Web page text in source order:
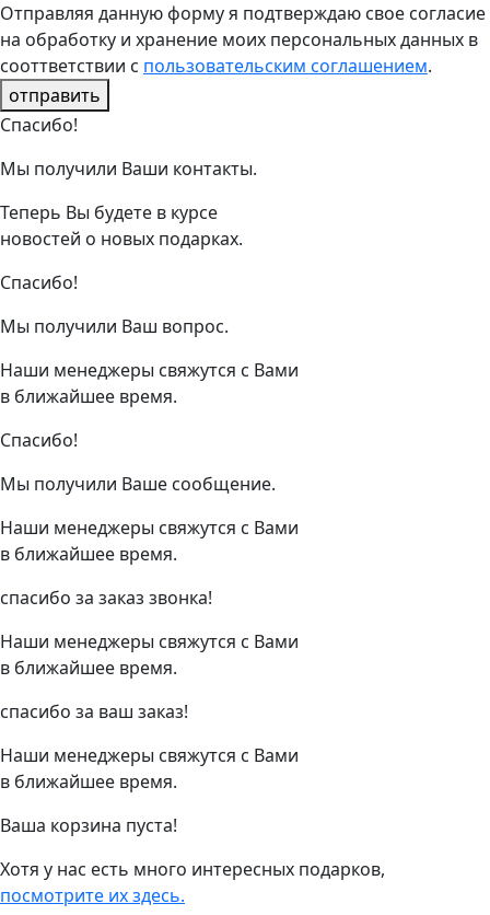
Отправляя данную форму я подтверждаю свое согласие
на обработку и хранение моих персональных данных в
сооттветствии с пользовательским соглашением.
отправить
Спасибо!
Мы получили Ваши контакты.
Теперь Вы будете в курсе
новостей о новых подарках.
Спасибо!
Мы получили Ваш вопрос.
Наши менеджеры свяжутся с Вами
в ближайшее время.
Спасибо!
Мы получили Ваше сообщение.
Наши менеджеры свяжутся с Вами
в ближайшее время.
спасибо за заказ звонка!
Наши менеджеры свяжутся с Вами
в ближайшее время.
спасибо за ваш заказ!
Наши менеджеры свяжутся с Вами
в ближайшее время.
Ваша корзина пуста!
Хотя у нас есть много интересных подарков,
посмотрите их здесь.